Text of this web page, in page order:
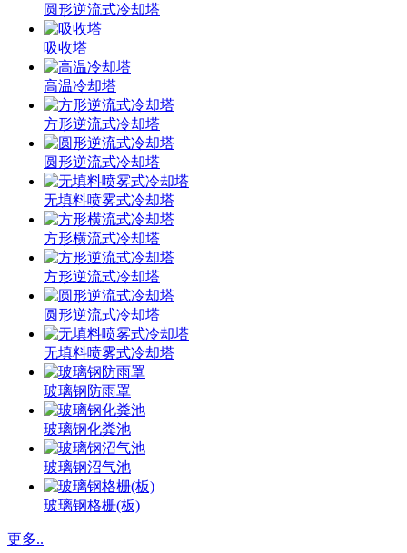
圆形逆流式冷却塔
吸收塔
高温冷却塔
方形逆流式冷却塔
圆形逆流式冷却塔
无填料喷雾式冷却塔
方形横流式冷却塔
方形逆流式冷却塔
圆形逆流式冷却塔
无填料喷雾式冷却塔
玻璃钢防雨罩
玻璃钢化粪池
玻璃钢沼气池
玻璃钢格栅(板)
更多..